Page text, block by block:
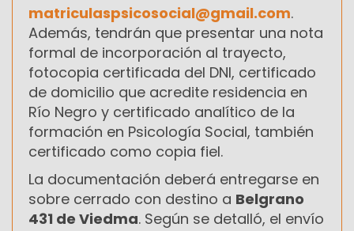
matriculaspsicosocial@gmail.com.
Además, tendrán que presentar una nota
formal de incorporación al trayecto,
fotocopia certificada del DNI, certificado
de domicilio que acredite residencia en
Río Negro y certificado analítico de la
formación en Psicología Social, también
certificado como copia fiel.
La documentación deberá entregarse en
sobre cerrado con destino a Belgrano
431 de Viedma. Según se detalló, el envío